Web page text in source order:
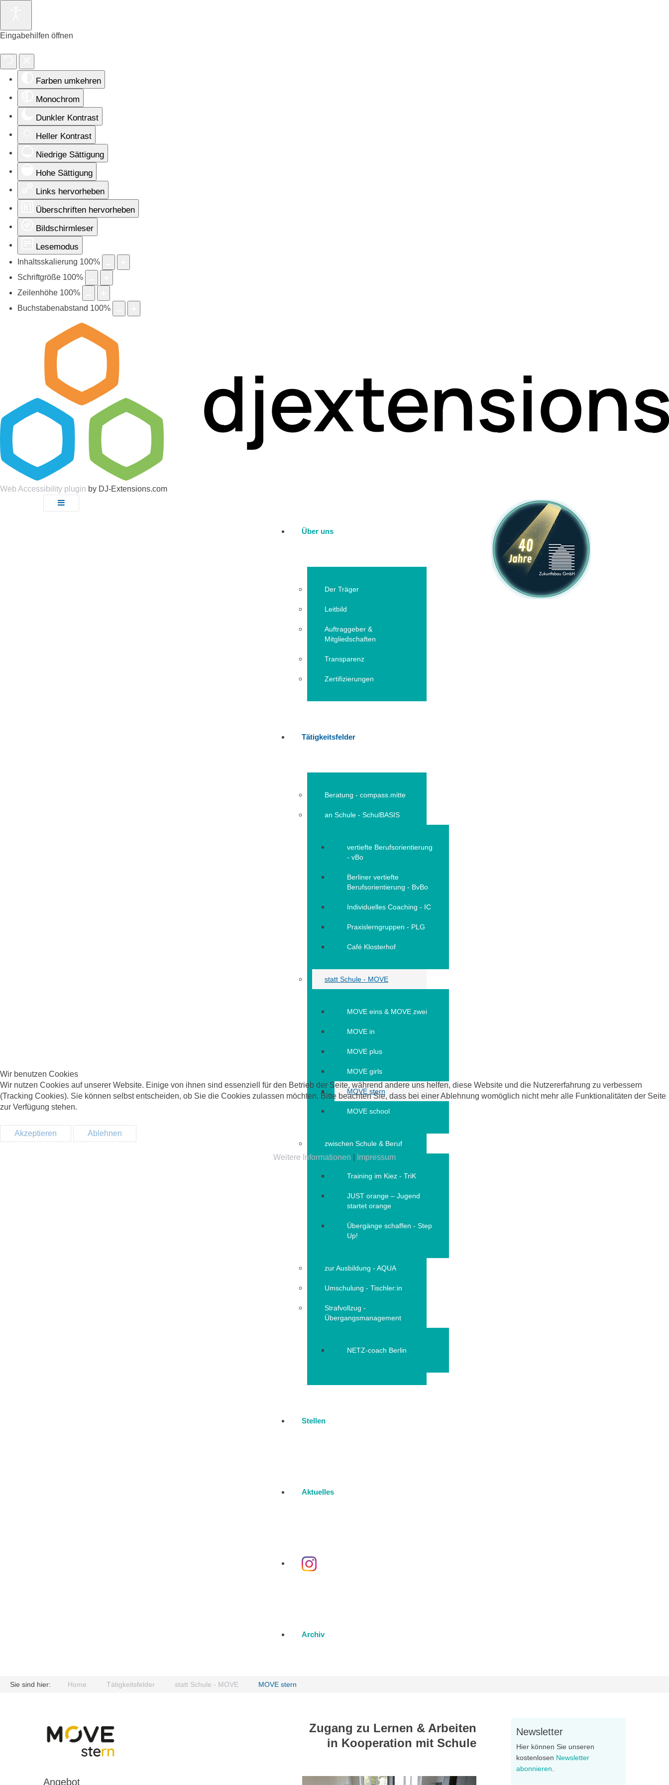
Eingabehilfen öffnen
Farben umkehren
Monochrom
Dunkler Kontrast
Heller Kontrast
Niedrige Sättigung
Hohe Sättigung
Links hervorheben
Überschriften hervorheben
Bildschirmleser
Lesemodus
Inhaltsskalierung 100%
Schriftgröße 100%
Zeilenhöhe 100%
Buchstabenabstand 100%
Web Accessibility plugin by DJ-Extensions.com
Über uns
Der Träger
Leitbild
Auftraggeber &
Mitgliedschaften
Transparenz
Zertifizierungen
Tätigkeitsfelder
Beratung - compass.mitte
an Schule - SchulBASIS
vertiefte Berufsorientierung
- vBo
Berliner vertiefte
Berufsorientierung - BvBo
Individuelles Coaching - IC
Praxislerngruppen - PLG
Café Klosterhof
statt Schule - MOVE
MOVE eins & MOVE zwei
MOVE in
MOVE plus
MOVE girls
MOVE stern
MOVE school
zwischen Schule & Beruf
Training im Kiez - TriK
JUST orange – Jugend
startet orange
Übergänge schaffen - Step
Up!
zur Ausbildung - AQUA
Umschulung - Tischler:in
Strafvollzug -
Übergangsmanagement
NETZ-coach Berlin
Stellen
Aktuelles
Archiv
Sie sind hier: Home Tätigkeitsfelder statt Schule - MOVE MOVE stern
Zugang zu Lernen & Arbeiten
in Kooperation mit Schule
Angebot
Newsletter
Hier können Sie unseren
kostenlosen Newsletter
abonnieren.
Wir benutzen Cookies
Wir nutzen Cookies auf unserer Website. Einige von ihnen sind essenziell für den Betrieb der Seite, während andere uns helfen, diese Website und die Nutzererfahrung zu verbessern
(Tracking Cookies). Sie können selbst entscheiden, ob Sie die Cookies zulassen möchten. Bitte beachten Sie, dass bei einer Ablehnung womöglich nicht mehr alle Funktionalitäten der Seite
zur Verfügung stehen.
Akzeptieren Ablehnen
Weitere Informationen Impressum